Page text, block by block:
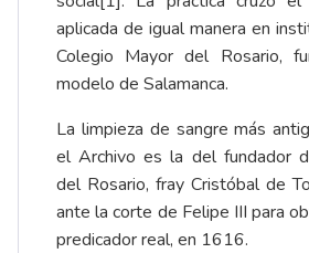
aplicada de igual manera en
Colegio Mayor del Rosario,
modelo de Salamanca.
La limpieza de sangre más
el Archivo es la del fundador
del Rosario, fray Cristóbal de
ante la corte de Felipe III para
predicador real, en 1616.